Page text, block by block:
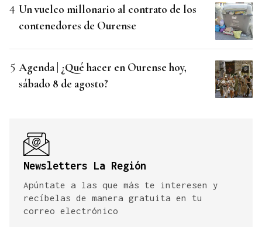
Un vuelco millonario al contrato de los
contenedores de Ourense
Agenda | ¿Qué hacer en Ourense hoy,
sábado 8 de agosto?
Newsletters La Región
Apúntate a las que más te interesen y
recíbelas de manera gratuita en tu
correo electrónico